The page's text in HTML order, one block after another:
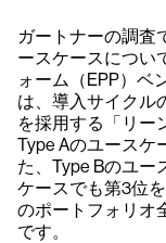
ガートナーの調査
ースケースについ
ォーム（EPP）ベ
は、導入サイクル
を採用する「リー
Type Aのユースケ
た、Type Bのユー
ケースでも第3位
のポートフォリオ
です。